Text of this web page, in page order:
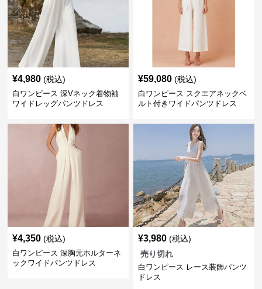
¥4,980 (税込)
白ワンピース 深Vネック着物袖
ワイドレッグパンツドレス
¥59,080 (税込)
白ワンピース スクエアネックベ
ルト付きワイドパンツドレス
¥4,350 (税込)
白ワンピース 深胸元ホルターネ
ックワイドパンツドレス
¥3,980 (税込)
売り切れ
白ワンピース レース装飾パンツ
ドレス